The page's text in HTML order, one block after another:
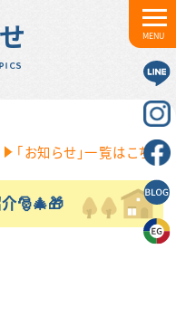
MENU
「お知らせ」一覧はこちら
🎅🎄🎁